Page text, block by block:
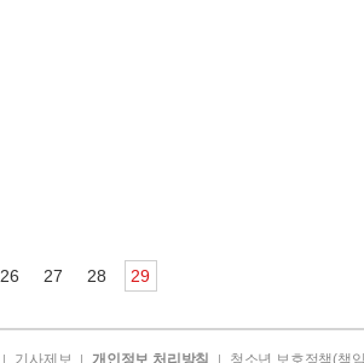
26 27 28 29
| 기사제보 | 개인정보 처리방침 | 청소년 보호정책(책